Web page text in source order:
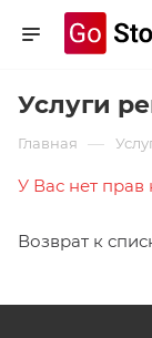
Услуги
Главная —
У Вас нет прав
Возврат к